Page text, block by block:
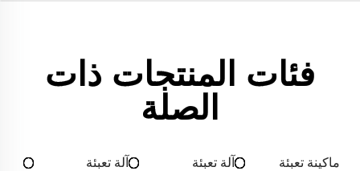
فئات المنتجات ذات
الصلة
ماكينة تعبئة
آلة تعبئة
آلة تعبئة